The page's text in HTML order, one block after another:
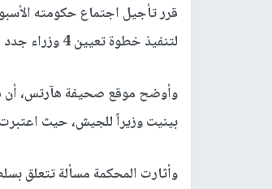
قرر تأجيل اجتماع حكومته
لتنفيذ خطوة تعيين 4 وزراء جدد في الحكومة الحالية.
وأوضح موقع صحيفة هآرتس، أن
بينيت وزيراً للجيش، حيث
وأثارت المحكمة مسألة تتعلق